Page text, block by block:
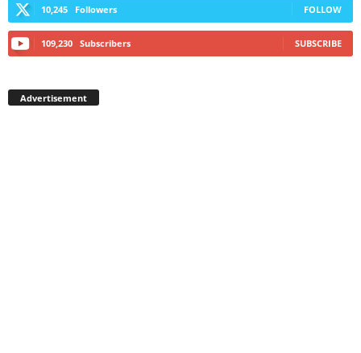
10,245 Followers FOLLOW
109,230 Subscribers SUBSCRIBE
Advertisement